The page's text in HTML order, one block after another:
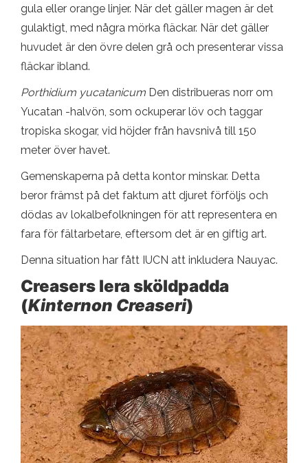
gula eller orange linjer. När det gäller magen är det
gulaktigt, med några mörka fläckar. När det gäller
huvudet är den övre delen grå och presenterar vissa
fläckar ibland.
Porthidium yucatanicum Den distribueras norr om
Yucatan -halvön, som ockuperar löv och taggar
tropiska skogar, vid höjder från havsnivå till 150
meter över havet.
Gemenskaperna på detta kontor minskar. Detta
beror främst på det faktum att djuret förföljs och
dödas av lokalbefolkningen för att representera en
fara för fältarbetare, eftersom det är en giftig art.
Denna situation har fått IUCN att inkludera Nauyac.
Creasers lera sköldpadda
(Kinternon Creaseri)